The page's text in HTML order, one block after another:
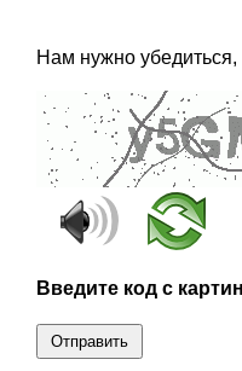
Нам нужно
Введите код с
Отправить